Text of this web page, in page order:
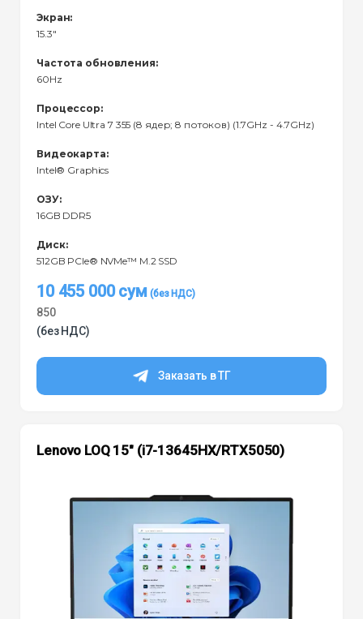
Экран:
15.3"
Частота обновления:
60Hz
Процессор:
Intel Core Ultra 7 355 (8 ядер; 8 потоков) (1.7GHz - 4.7GHz)
Видеокарта:
Intel® Graphics
ОЗУ:
16GB DDR5
Диск:
512GB PCIe® NVMe™ M.2 SSD
10 455 000сум
850
(без НДС)
Заказать в ТГ
Lenovo LOQ 15″ (i7-13645HX/RTX5050)